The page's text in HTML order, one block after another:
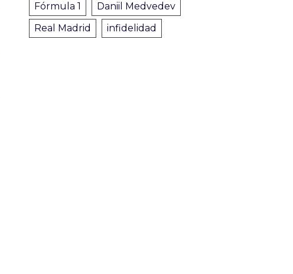
Fórmula 1
Daniil Medvedev
Real Madrid
infidelidad